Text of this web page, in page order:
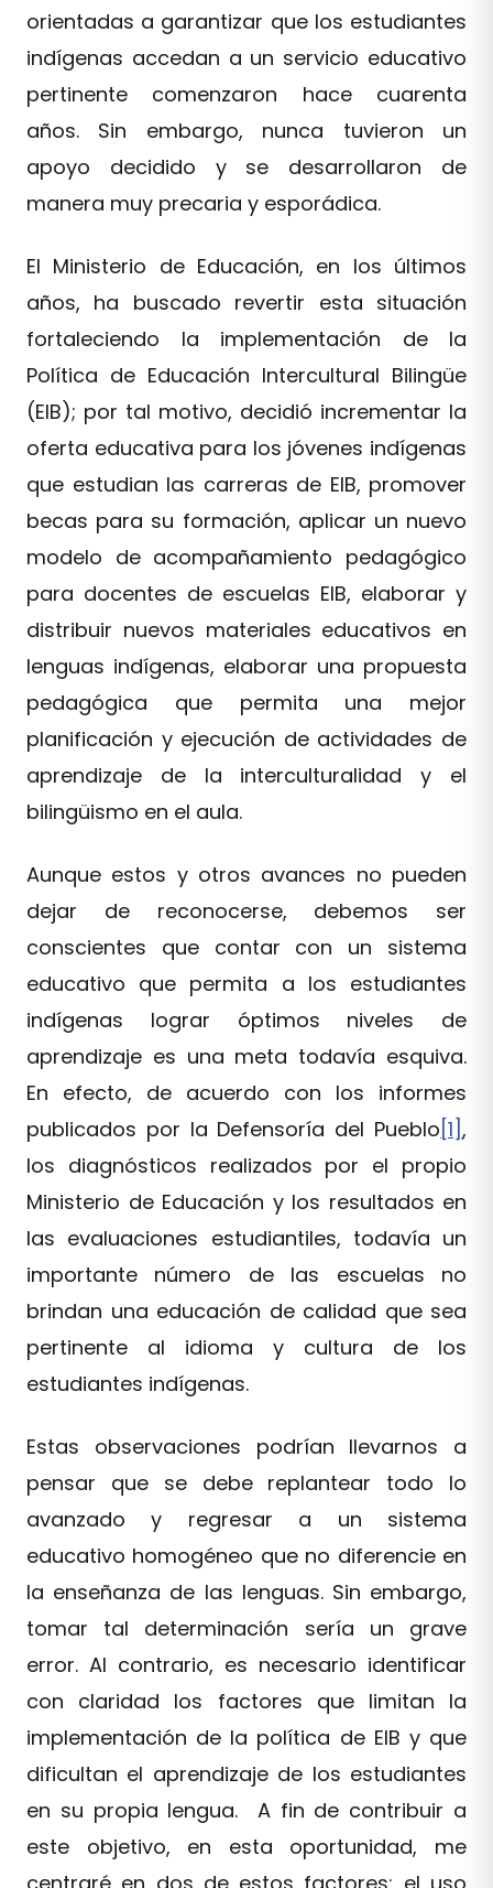
orientadas a garantizar que los estudiantes
indígenas accedan a un servicio educativo
pertinente comenzaron hace cuarenta
años. Sin embargo, nunca tuvieron un
apoyo decidido y se desarrollaron de
manera muy precaria y esporádica.
El Ministerio de Educación, en los últimos
años, ha buscado revertir esta situación
fortaleciendo la implementación de la
Política de Educación Intercultural Bilingüe
(EIB); por tal motivo, decidió incrementar la
oferta educativa para los jóvenes indígenas
que estudian las carreras de EIB, promover
becas para su formación, aplicar un nuevo
modelo de acompañamiento pedagógico
para docentes de escuelas EIB, elaborar y
distribuir nuevos materiales educativos en
lenguas indígenas, elaborar una propuesta
pedagógica que permita una mejor
planificación y ejecución de actividades de
aprendizaje de la interculturalidad y el
bilingüismo en el aula.
Aunque estos y otros avances no pueden
dejar de reconocerse, debemos ser
conscientes que contar con un sistema
educativo que permita a los estudiantes
indígenas lograr óptimos niveles de
aprendizaje es una meta todavía esquiva.
En efecto, de acuerdo con los informes
publicados por la Defensoría del Pueblo [1],
los diagnósticos realizados por el propio
Ministerio de Educación y los resultados en
las evaluaciones estudiantiles, todavía un
importante número de las escuelas no
brindan una educación de calidad que sea
pertinente al idioma y cultura de los
estudiantes indígenas.
Estas observaciones podrían llevarnos a
pensar que se debe replantear todo lo
avanzado y regresar a un sistema
educativo homogéneo que no diferencie en
la enseñanza de las lenguas. Sin embargo,
tomar tal determinación sería un grave
error. Al contrario, es necesario identificar
con claridad los factores que limitan la
implementación de la política de EIB y que
dificultan el aprendizaje de los estudiantes
en su propia lengua. A fin de contribuir a
este objetivo, en esta oportunidad, me